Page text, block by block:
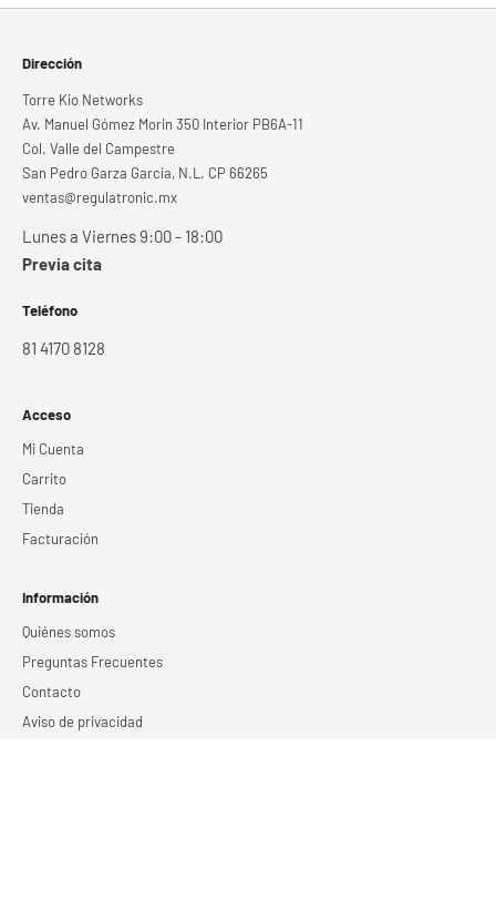
Dirección
Torre Kio Networks
Av. Manuel Gómez Morin 350 Interior PB6A-11
Col. Valle del Campestre
San Pedro Garza García, N.L. CP 66265
ventas@regulatronic.mx
Lunes a Viernes 9:00 - 18:00
Previa cita
Teléfono
81 4170 8128
Acceso
Mi Cuenta
Carrito
Tienda
Facturación
Información
Quiénes somos
Preguntas Frecuentes
Contacto
Aviso de privacidad